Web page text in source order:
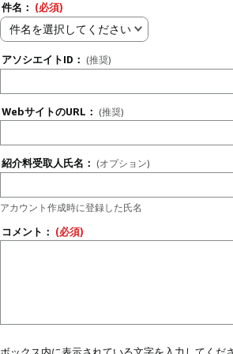
件名： (必須)
件名を選択してください
アソシエイトID： (推奨)
WebサイトのURL： (推奨)
紹介料受取人氏名： (オプション)
アカウント作成時に登録した氏名
コメント： (必須)